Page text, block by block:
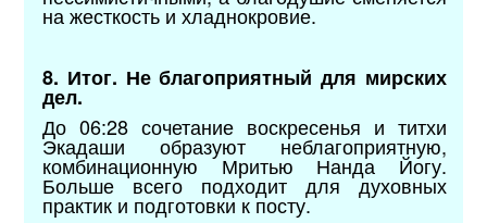
на жесткость и хладнокровие.
8. Итог. Не благоприятный для мирских
дел.
До 06:28 сочетание воскресенья и титхи
Экадаши образуют неблагоприятную,
комбинационную Мритью Нанда Йогу.
Больше всего подходит для духовных
практик и подготовки к посту.